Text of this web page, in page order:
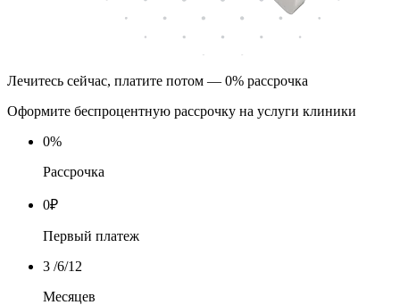
Лечитесь сейчас, платите потом — 0% рассрочка
Оформите беспроцентную рассрочку на услуги клиники
0%
Рассрочка
0₽
Первый платеж
3 /6/12
Месяцев